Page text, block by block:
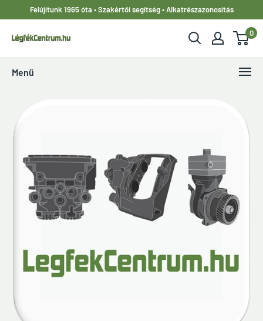
tartalomhoz
Felújítunk 1965 óta • Szakértői segítség • Alkatrészazonosítás
LegfekCentrum.hu
0
Menü